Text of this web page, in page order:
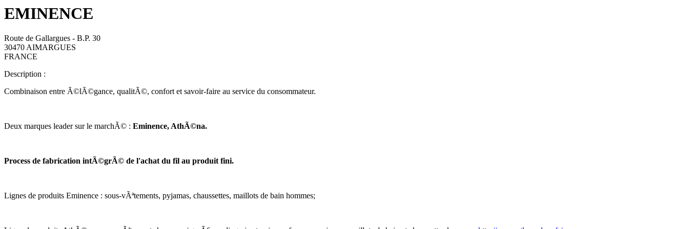
EMINENCE
Route de Gallargues - B.P. 30
30470 AIMARGUES
FRANCE
Description :
Combinaison entre Ã©lÃ©gance, qualitÃ©, confort et savoir-faire au service du consommateur.
Deux marques leader sur le marchÃ© : Eminence, AthÃ©na.
Process de fabrication intÃ©grÃ© de l'achat du fil au produit fini.
Lignes de produits Eminence : sous-vÃªtements, pyjamas, chaussettes, maillots de bain hommes;